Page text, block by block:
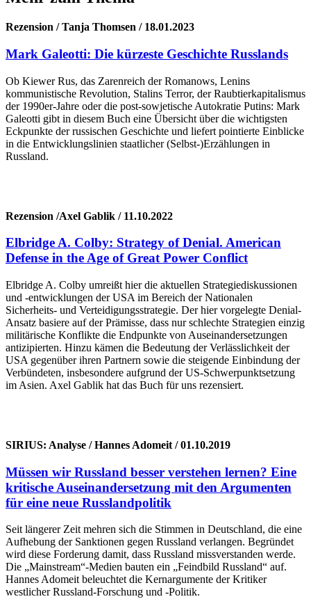
Rezension / Tanja Thomsen / 18.01.2023
Mark Galeotti: Die kürzeste Geschichte Russlands
Ob Kiewer Rus, das Zarenreich der Romanows, Lenins
kommunistische Revolution, Stalins Terror, der Raubtierkapitalismus
der 1990er-Jahre oder die post-sowjetische Autokratie Putins: Mark
Galeotti gibt in diesem Buch eine Übersicht über die wichtigsten
Eckpunkte der russischen Geschichte und liefert pointierte Einblicke
in die Entwicklungslinien staatlicher (Selbst-)Erzählungen in
Russland.
Rezension /Axel Gablik / 11.10.2022
Elbridge A. Colby: Strategy of Denial. American
Defense in the Age of Great Power Conflict
Elbridge A. Colby umreißt hier die aktuellen Strategiediskussionen
und -entwicklungen der USA im Bereich der Nationalen
Sicherheits- und Verteidigungsstrategie. Der hier vorgelegte Denial-
Ansatz basiere auf der Prämisse, dass nur schlechte Strategien einzig
militärische Konflikte die Endpunkte von Auseinandersetzungen
antizipierten. Hinzu kämen die Bedeutung der Verlässlichkeit der
USA gegenüber ihren Partnern sowie die steigende Einbindung der
Verbündeten, insbesondere aufgrund der US-Schwerpunktsetzung
im Asien. Axel Gablik hat das Buch für uns rezensiert.
SIRIUS: Analyse / Hannes Adomeit / 01.10.2019
Müssen wir Russland besser verstehen lernen? Eine
kritische Auseinandersetzung mit den Argumenten
für eine neue Russlandpolitik
Seit längerer Zeit mehren sich die Stimmen in Deutschland, die eine
Aufhebung der Sanktionen gegen Russland verlangen. Begründet
wird diese Forderung damit, dass Russland missverstanden werde.
Die „Mainstream“-Medien bauten ein „Feindbild Russland“ auf.
Hannes Adomeit beleuchtet die Kernargumente der Kritiker
westlicher Russland-Forschung und -Politik.